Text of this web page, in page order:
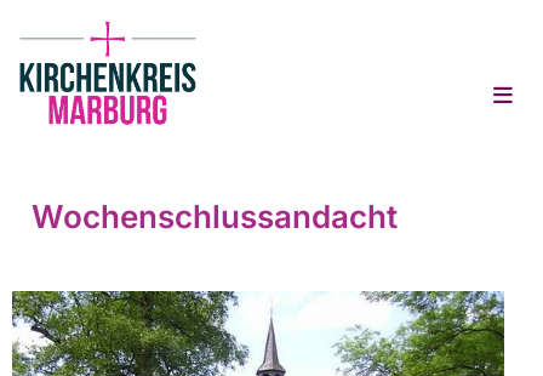
Wochenschlussandacht